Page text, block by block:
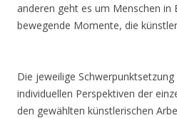
anderen geht es um Menschen in
bewegende Momente, die
Die jeweilige
individuellen Perspektiven der
den gewählten künstlerischen